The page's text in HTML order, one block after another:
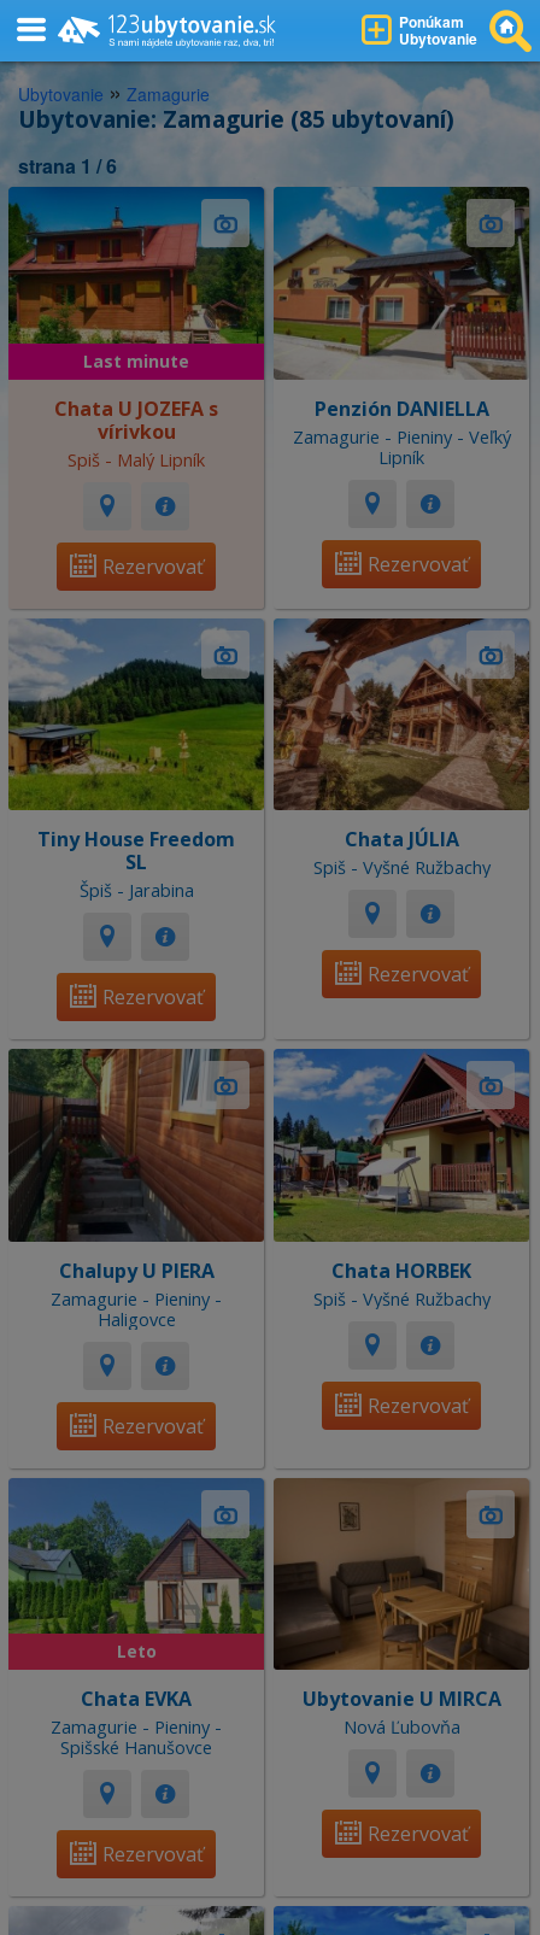
Ponúkam
Ubytovanie
Ubytovanie » Zamagurie
Ubytovanie: Zamagurie (85 ubytovaní)
strana 1 / 6
Last minute
Chata U JOZEFA s
vírivkou
Spiš - Malý Lipník
Rezervovať
Penzión DANIELLA
Zamagurie - Pieniny - Veľký
Lipník
Rezervovať
Tiny House Freedom
SL
Špiš - Jarabina
Rezervovať
Chata JÚLIA
Spiš - Vyšné Ružbachy
Rezervovať
Chalupy U PIERA
Zamagurie - Pieniny -
Haligovce
Rezervovať
Chata HORBEK
Spiš - Vyšné Ružbachy
Rezervovať
Leto
Chata EVKA
Zamagurie - Pieniny -
Spišské Hanušovce
Rezervovať
Ubytovanie U MIRCA
Nová Ľubovňa
Rezervovať